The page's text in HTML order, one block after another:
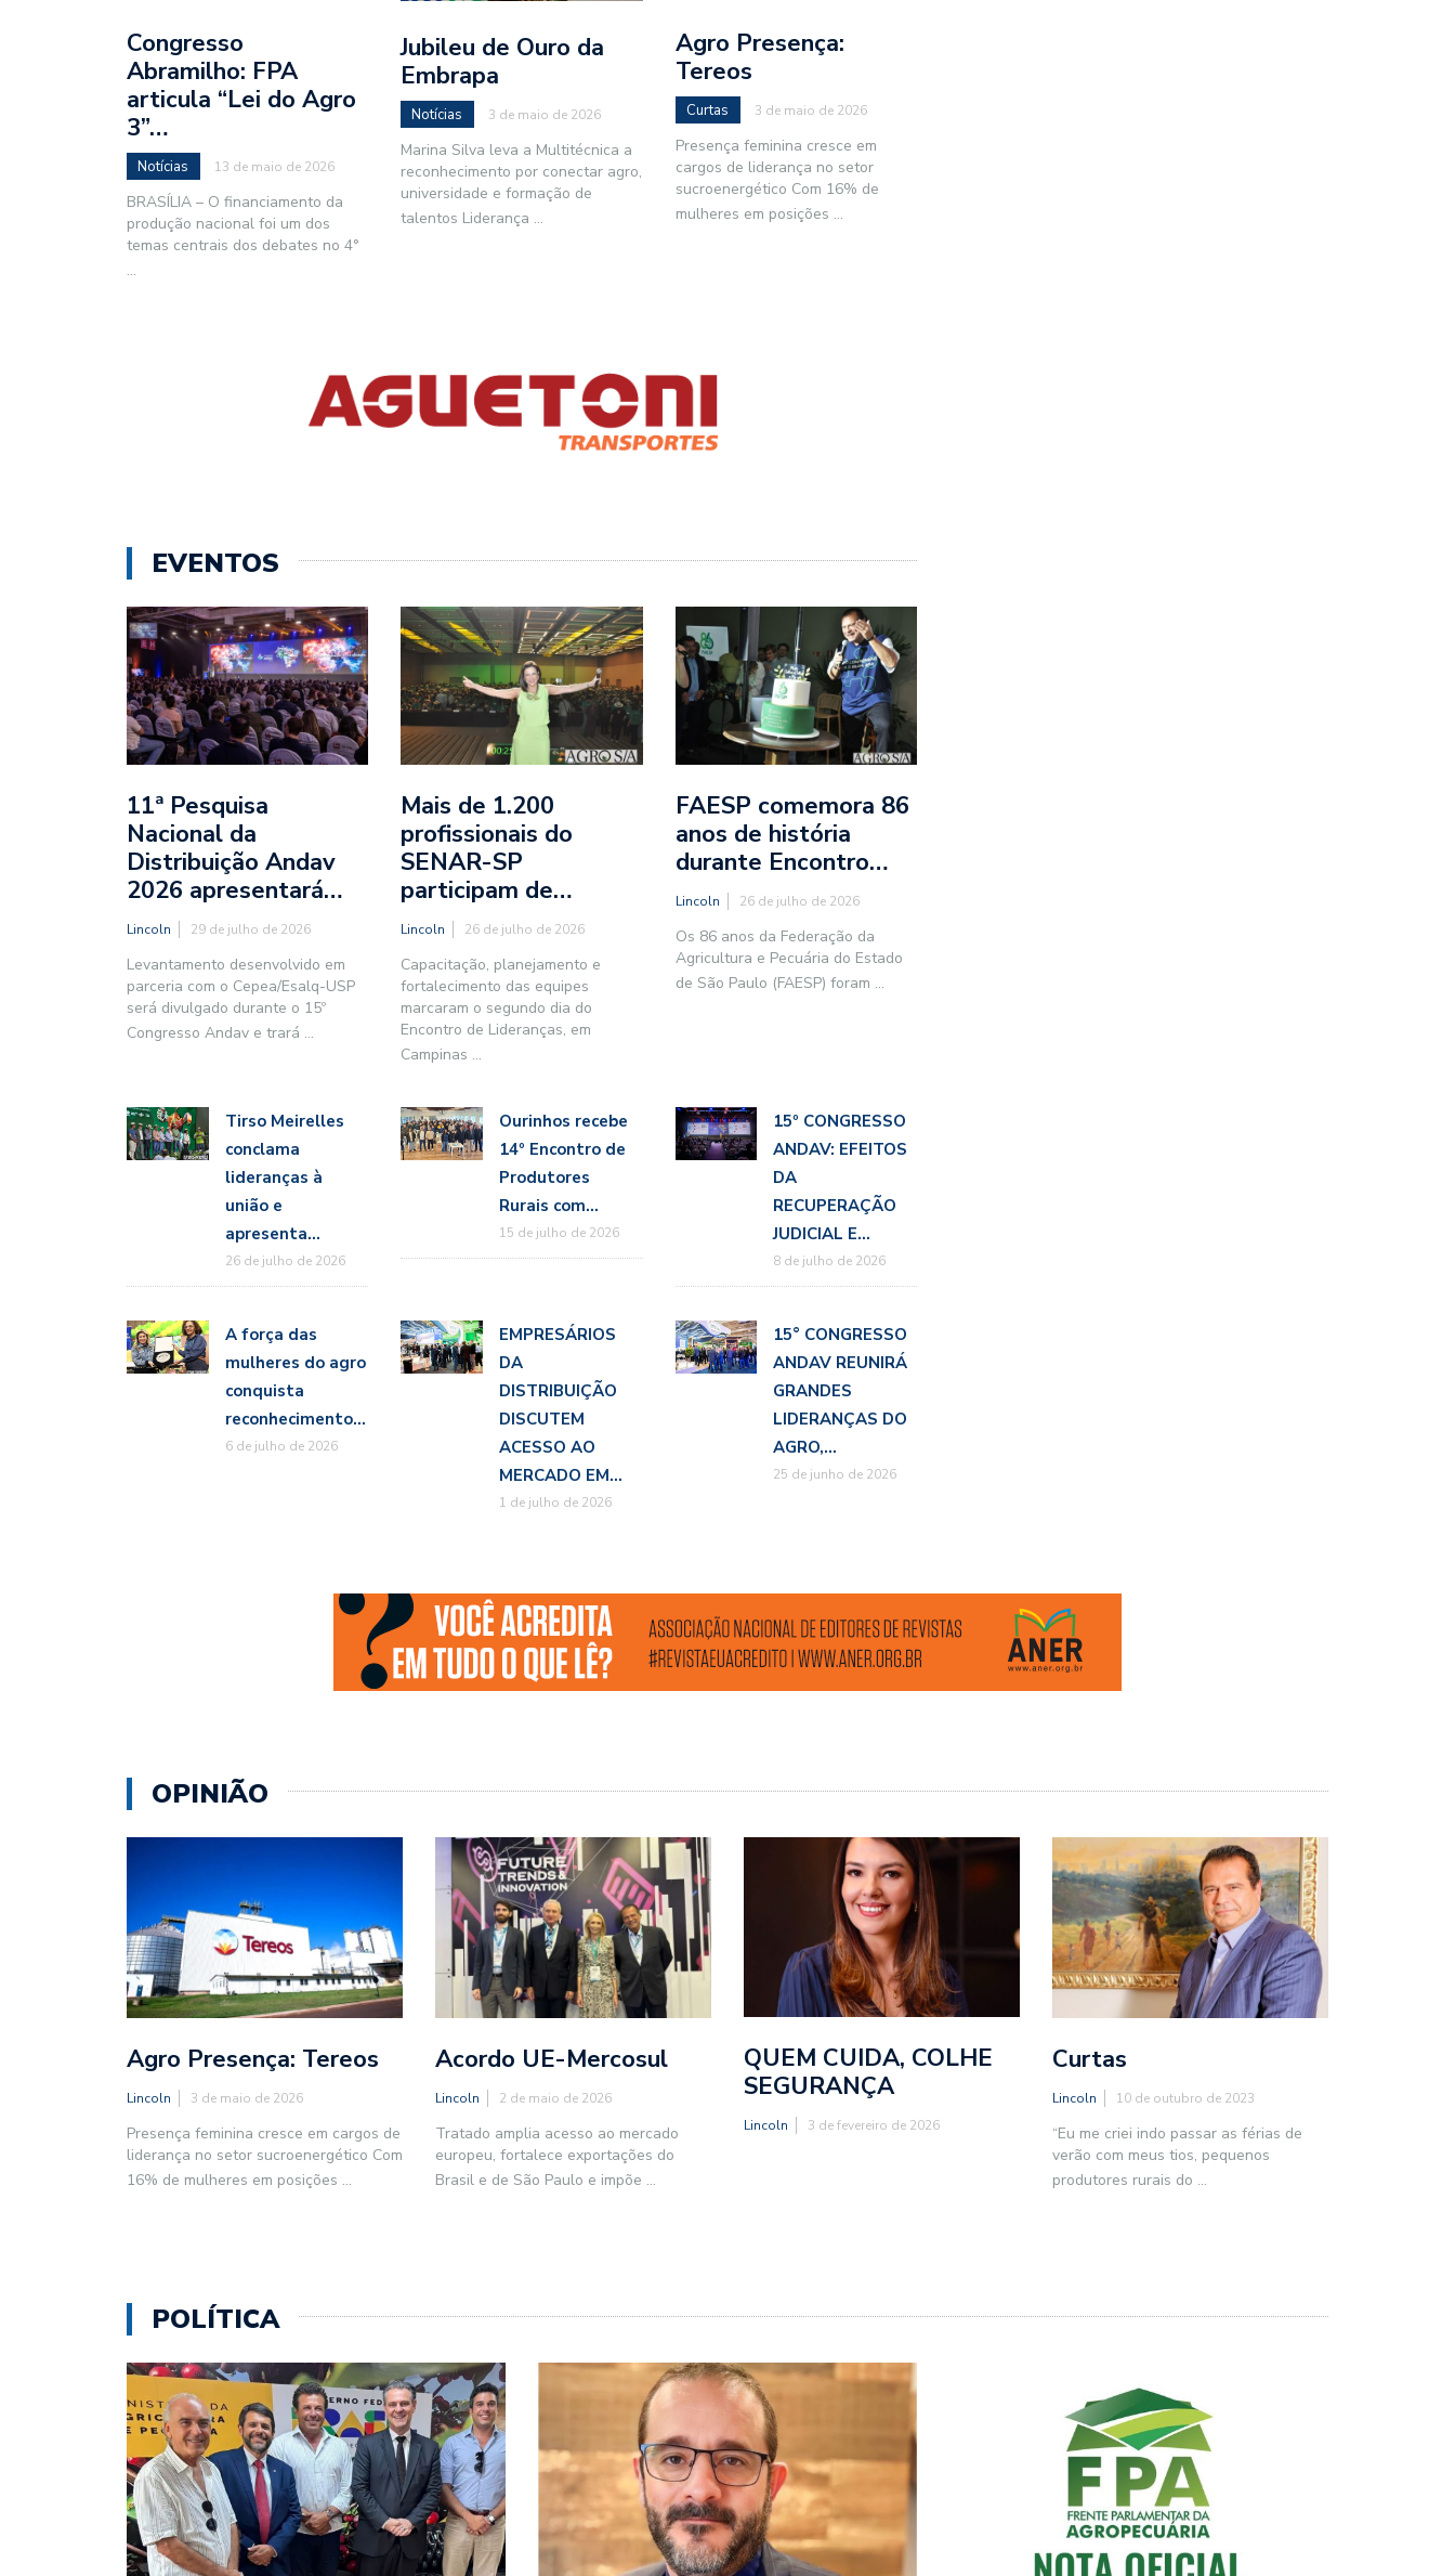
Congresso
Abramilho: ​FPA
articula “Lei do Agro
3”…
Notícias 13 de maio de 2026
​BRASÍLIA – O financiamento da
produção nacional foi um dos
temas centrais dos debates no 4°
...
Jubileu de Ouro da
Embrapa
Notícias 3 de maio de 2026
Marina Silva leva a Multitécnica a
reconhecimento por conectar agro,
universidade e formação de
talentos Liderança ...
Agro Presença:
Tereos
Curtas 3 de maio de 2026
Presença feminina cresce em
cargos de liderança no setor
sucroenergético Com 16% de
mulheres em posições ...
EVENTOS
11ª Pesquisa
Nacional da
Distribuição Andav
2026 apresentará…
Lincoln 29 de julho de 2026
Levantamento desenvolvido em
parceria com o Cepea/Esalq-USP
será divulgado durante o 15º
Congresso Andav e trará ...
Mais de 1.200
profissionais do
SENAR-SP
participam de…
Lincoln 26 de julho de 2026
Capacitação, planejamento e
fortalecimento das equipes
marcaram o segundo dia do
Encontro de Lideranças, em
Campinas ...
FAESP comemora 86
anos de história
durante Encontro…
Lincoln 26 de julho de 2026
Os 86 anos da Federação da
Agricultura e Pecuária do Estado
de São Paulo (FAESP) foram ...
Tirso Meirelles
conclama
lideranças à
união e
apresenta…
26 de julho de 2026
Ourinhos recebe
14º Encontro de
Produtores
Rurais com…
15 de julho de 2026
15º CONGRESSO
ANDAV: EFEITOS
DA
RECUPERAÇÃO
JUDICIAL E…
8 de julho de 2026
A força das
mulheres do agro
conquista
reconhecimento…
6 de julho de 2026
EMPRESÁRIOS
DA
DISTRIBUIÇÃO
DISCUTEM
ACESSO AO
MERCADO EM…
1 de julho de 2026
15° CONGRESSO
ANDAV REUNIRÁ
GRANDES
LIDERANÇAS DO
AGRO,…
25 de junho de 2026
OPINIÃO
Agro Presença: Tereos
Lincoln 3 de maio de 2026
Presença feminina cresce em cargos de
liderança no setor sucroenergético Com
16% de mulheres em posições ...
Acordo UE-Mercosul
Lincoln 2 de maio de 2026
Tratado amplia acesso ao mercado
europeu, fortalece exportações do
Brasil e de São Paulo e impõe ...
QUEM CUIDA, COLHE
SEGURANÇA
Lincoln 3 de fevereiro de 2026
Curtas
Lincoln 10 de outubro de 2023
“Eu me criei indo passar as férias de
verão com meus tios, pequenos
produtores rurais do ...
POLÍTICA